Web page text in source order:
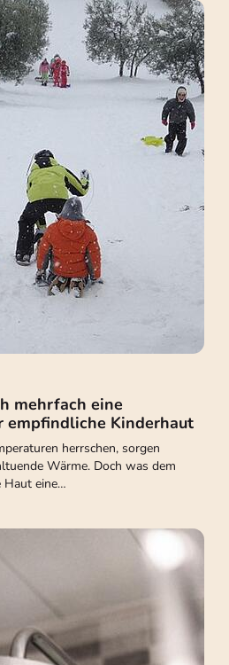
mehrfach eine
empfindliche Kinderhaut
herrschen, sorgen
Wärme. Doch was dem
Haut eine…